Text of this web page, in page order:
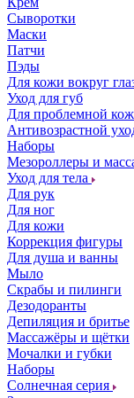
Сыворотки
Маски
Патчи
Пэды
Для кожи вокруг
Уход для губ
Для проблемной
Антивозрастной
Наборы
Мезороллеры и
Уход для тела
Для рук
Для ног
Для кожи
Коррекция фигуры
Для душа и ванны
Мыло
Скрабы и пилинги
Дезодоранты
Депиляция и бритье
Массажёры и щётки
Мочалки и губки
Наборы
Солнечная серия